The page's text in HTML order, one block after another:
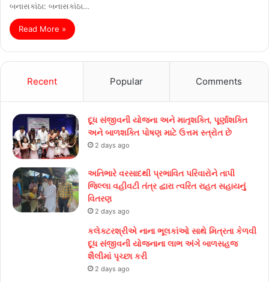
બનાસકાંઠા: બનાસકાંઠા…
Read More »
Recent Popular Comments
દૂધ સંજીવની યોજના અને માતૃશક્તિ, પૂર્ણાશક્તિ
અને બાળશક્તિ પોષણ માટે ઉત્તમ સ્ત્રોત છે
2 days ago
અતિભારે વરસાદથી પ્રભાવિત પરિવારોને તાપી
જિલ્લા વહીવટી તંત્ર દ્વારા ત્વરિત રાહત સહાયનું
વિતરણ
2 days ago
કલેક્ટરશ્રીએ નાના ભૂલકાંઓ સાથે મિત્રતા કેળવી
દૂધ સંજીવની યોજનાના લાભ અંગે બાળસહજ
શૈલીમાં પૃચ્છા કરી
2 days ago